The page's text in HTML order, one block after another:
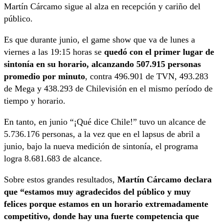
Martín Cárcamo sigue al alza en recepción y cariño del
público.
Es que durante junio, el game show que va de lunes a
viernes a las 19:15 horas se quedó con el primer lugar de
sintonía en su horario, alcanzando 507.915 personas
promedio por minuto, contra 496.901 de TVN, 493.283
de Mega y 438.293 de Chilevisión en el mismo período de
tiempo y horario.
En tanto, en junio “¡Qué dice Chile!” tuvo un alcance de
5.736.176 personas, a la vez que en el lapsus de abril a
junio, bajo la nueva medición de sintonía, el programa
logra 8.681.683 de alcance.
Sobre estos grandes resultados, Martín Cárcamo declara
que “estamos muy agradecidos del público y muy
felices porque estamos en un horario extremadamente
competitivo, donde hay una fuerte competencia que